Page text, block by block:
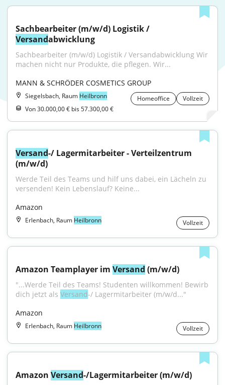
Versandabwicklung
Sachbearbeiter (m/w/d) Logistik / Versandabwicklung Wir
machen nicht nur Produkte, die pflegen. Wir...
MANN & SCHRÖDER COSMETICS GROUP
Siegelsbach, Raum Heilbronn Homeoffice
Vollzeit
Von 30.000,00 € bis 57.300,00 €
Versand-/ Lagermitarbeiter - Verteilzentrum
(m/w/d)
Werde Teil des Teams und hilf uns dabei, ein Lächeln zu
versenden! Kein Lebenslauf? Keine...
Amazon
Erlenbach, Raum Heilbronn Vollzeit
Amazon Teamplayer im Versand (m/w/d)
"...Werde Teil des Teams! Studenten willkommen! Bewirb
dich jetzt als Versand-/ Lagermitarbeiter (m/w/d..."
Amazon
Erlenbach, Raum Heilbronn Vollzeit
Amazon Versand-/Lagermitarbeiter (m/w/d)